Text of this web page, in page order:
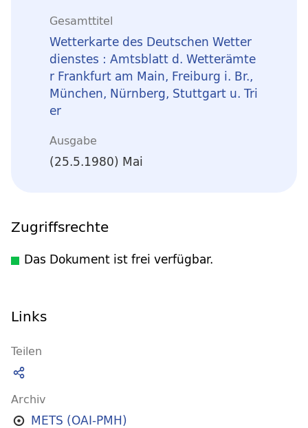
Gesamttitel
Wetterkarte des Deutschen Wetter
dienstes : Amtsblatt d. Wetterämte
r Frankfurt am Main, Freiburg i. Br.,
München, Nürnberg, Stuttgart u. Tri
er
Ausgabe
(25.5.1980) Mai
Zugriffsrechte
Das Dokument ist frei verfügbar.
Links
Teilen
Archiv
METS (OAI-PMH)